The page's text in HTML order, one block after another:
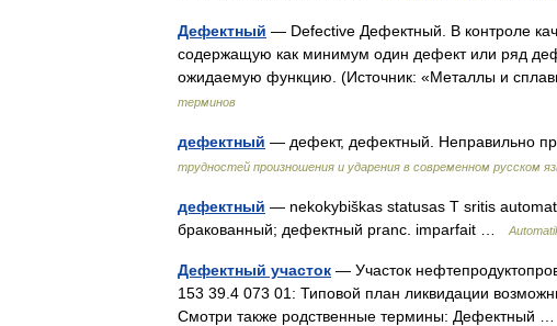
Дефектный — Defective Дефектный. В контроле
содержащую как минимум один дефект или ряд
ожидаемую функцию. (Источник: «Металлы и
терминов
дефектный — дефект, дефектный. Неправильно
трудностей произношения и ударения в современном русском
дефектный — nekokybiškas statusas T sritis
бракованный; дефектный pranc. imparfait …
Дефектный участок — Участок
153 39.4 073 01: Типовой план ликвидации
Смотри также родственные термины: Дефектный